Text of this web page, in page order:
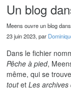
Un blog
Meens ouvre un blog
23 juin 2023, par
Dans le fichier
Pêche à pied,
même, qui se
toutetLes